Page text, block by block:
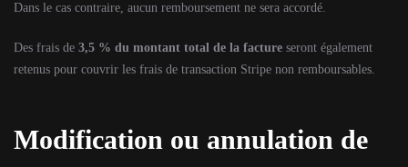
Dans le cas contraire, aucun remboursement ne sera accordé.
Des frais de 3,5 % du montant total de la facture seront également
retenus pour couvrir les frais de transaction Stripe non remboursables.
Modification ou annulation de